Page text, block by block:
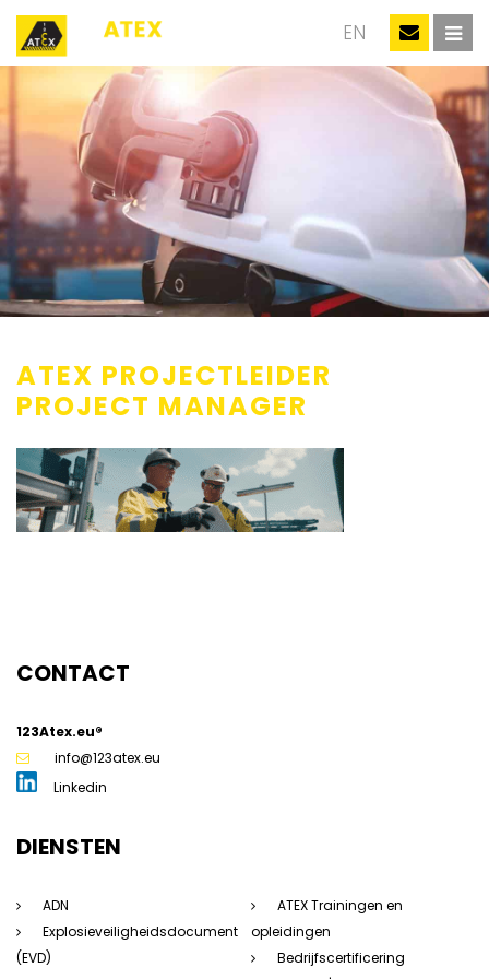
EN
ATEX PROJECTLEIDER
PROJECT MANAGER
CONTACT
123Atex.eu®
info@123atex.eu
Linkedin
DIENSTEN
ADN
Explosieveiligheidsdocument
(EVD)
ATEX Trainingen en
opleidingen
Bedrijfscertificering